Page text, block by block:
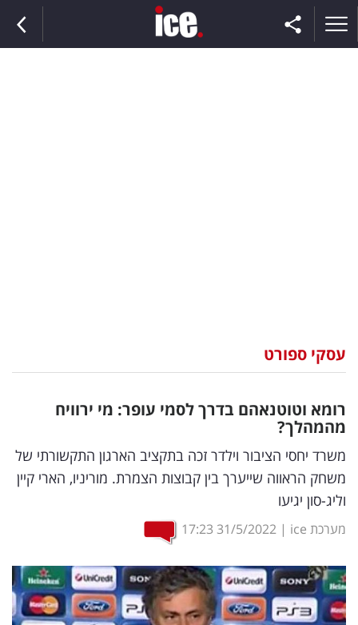
וצרכנות
דיגיטל
וטק
שיווק
ופרסום
מדדים
ומחקרים
עסקי ספורט
רומא וטוטנאהם בדרך לסמי עופר: מי ירוויח
מהמהלך?
משרד יחסי הציבור וילדר זכה בתקציב הארגון התקשורתי של
משחק הראווה שייערך בין קבוצות הצמרת. מוריניו, הארי קיין
וליג-סון יגיעו
מערכת ice |
31/5/2022
17:23